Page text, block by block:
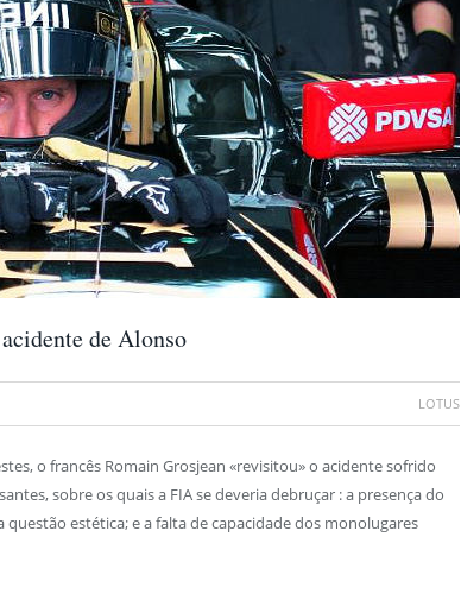
de Alonso
LOTUS
o francês Romain Grosjean «revisitou» o acidente sofrido
sobre os quais a FIA se deveria debruçar : a presença do
estética; e a falta de capacidade dos monolugares